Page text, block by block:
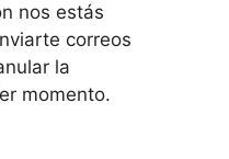
nos estás
correos
la
momento.